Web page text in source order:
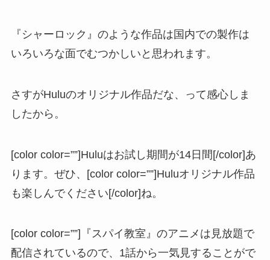
『シャーロック』のような作品は国内での製作は
いろいろな面でむつかしいと思われます。
さすがHuluのオリジナル作品だな、って感心しま
したから。
[color color=””]Huluはお試し期間が14日間[/color]あ
ります。ぜひ、[color color=””]Huluオリジナル作品
も楽しんでください[/color]ね。
[color color=””]『スパイ教室』のアニメは見放題で
配信されているので、1話から一気見することがで